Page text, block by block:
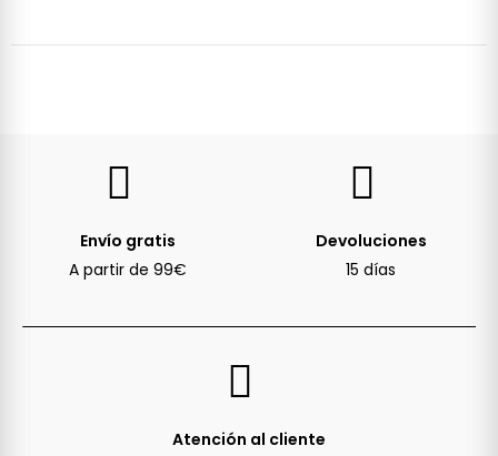
Envío gratis
A partir de 99€
Devoluciones
15 días
Atención al cliente